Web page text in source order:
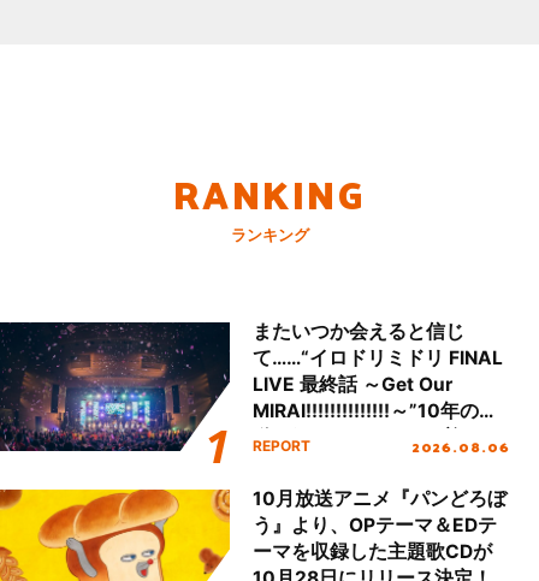
RANKING
ランキング
またいつか会えると信じ
て……“イロドリミドリ FINAL
LIVE 最終話 ～Get Our
MIRAI!!!!!!!!!!!!!!～”10年の活
動を経てファイナルを迎える
REPORT 2026.08.06
10月放送アニメ『パンどろぼ
う』より、OPテーマ＆EDテ
ーマを収録した主題歌CDが